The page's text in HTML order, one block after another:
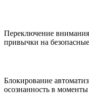
Переключение
привычки на
Блокирование
осознанность в моменты